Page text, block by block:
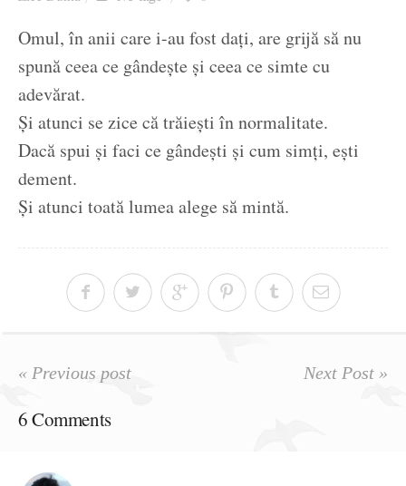
Omul, în anii care i-au fost dați, are grijă să nu
spună ceea ce gândește și ceea ce simte cu
adevărat.
Și atunci se zice că trăiești în normalitate.
Dacă spui și faci ce gândești și cum simți, ești
dement.
Și atunci toată lumea alege să mintă.
« Previous post Next Post »
6 Comments